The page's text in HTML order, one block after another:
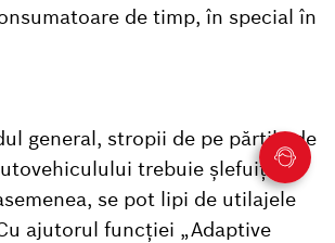
de timp, în special în
general, stropii de pe părțile de
trebuie șlefuiți
se pot lipi de utilajele
ajutorul funcției „Adaptive